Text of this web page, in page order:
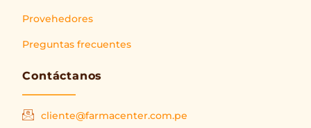
Provehedores
Preguntas frecuentes
Contáctanos
cliente@farmacenter.com.pe